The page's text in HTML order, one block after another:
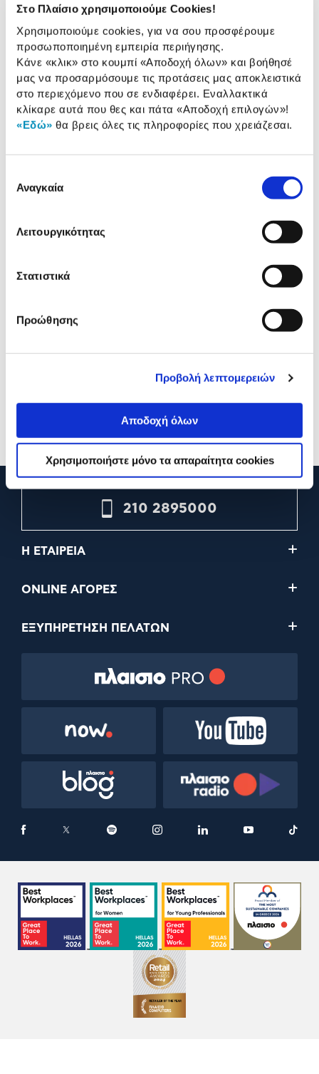
Στο Πλαίσιο χρησιμοποιούμε Cookies!
Χρησιμοποιούμε cookies, για να σου προσφέρουμε
προσωποποιημένη εμπειρία περιήγησης.
Κάνε «κλικ» στο κουμπί «Αποδοχή όλων» και βοήθησέ
μας να προσαρμόσουμε τις προτάσεις μας αποκλειστικά
στο περιεχόμενο που σε ενδιαφέρει. Εναλλακτικά
κλίκαρε αυτά που θες και πάτα «Αποδοχή επιλογών»!
«Εδώ» θα βρεις όλες τις πληροφορίες που χρειάζεσαι.
συγκατάθεσης
Αναγκαία
Λειτουργικότητας
Στατιστικά
Προώθησης
Προβολή λεπτομερειών
Αποδοχή όλων
Χρησιμοποιήστε μόνο τα απαραίτητα cookies
παρουσίαση
Αναλυτική παρουσίαση
Προδιαγραφές
προϊόντος
Χαρακτηριστικά
Αξιολογήσεις
Αξιολογήσεις
Δες τι κλίκαραν όσοι είδαν το ίδιο
Θέσεις Διάφανη
Θέσεις Μπλε
210 2895000
Η ΕΤΑΙΡΕΙΑ
ONLINE ΑΓΟΡΕΣ
ΕΞΥΠΗΡΕΤΗΣΗ ΠΕΛΑΤΩΝ